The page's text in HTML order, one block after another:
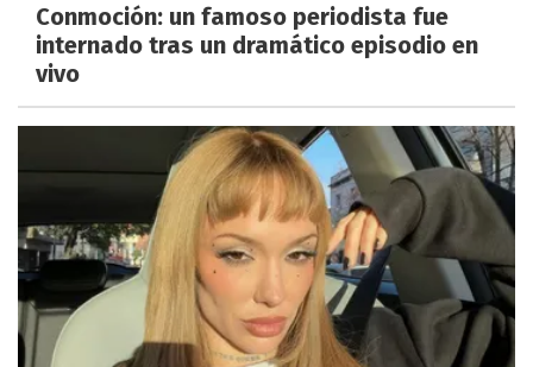
Conmoción: un famoso periodista fue
internado tras un dramático episodio en
vivo